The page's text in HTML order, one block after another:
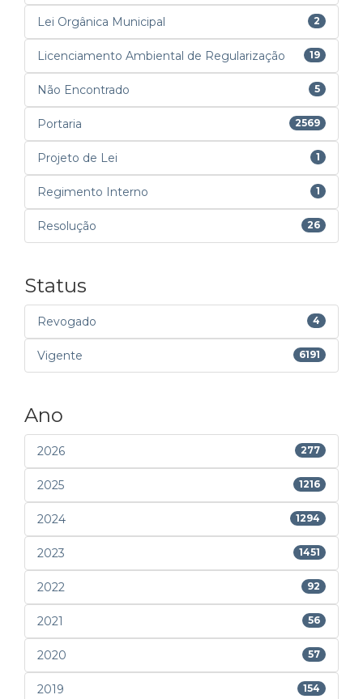
Lei Orgânica Municipal 2
Licenciamento Ambiental de Regularização 19
Não Encontrado 5
Portaria 2569
Projeto de Lei 1
Regimento Interno 1
Resolução 26
Status
Revogado 4
Vigente 6191
Ano
2026 277
2025 1216
2024 1294
2023 1451
2022 92
2021 56
2020 57
2019 154